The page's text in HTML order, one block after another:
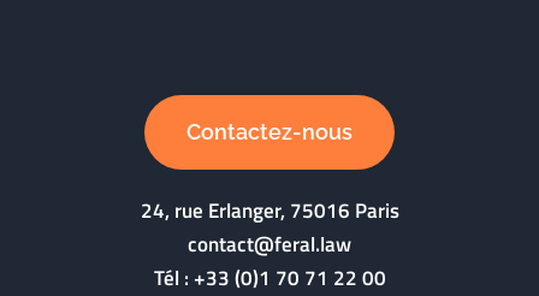
Contactez-nous
24, rue Erlanger, 75016 Paris
contact@feral.law
Tél :+33 (0)1 70 71 22 00